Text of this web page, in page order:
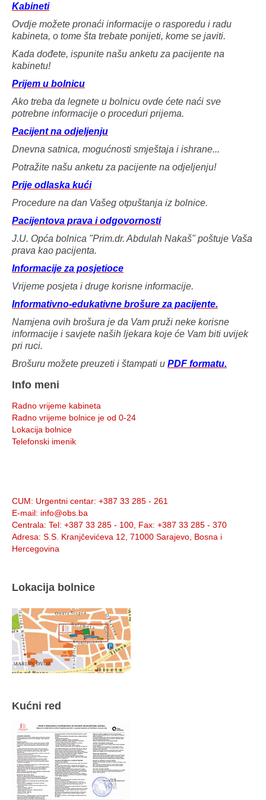
Kabineti
Ovdje možete pronaći informacije o rasporedu i radu
kabineta, o tome šta trebate ponijeti, kome se javiti.
Kada dođete, ispunite našu anketu za pacijente na
kabinetu!
Prijem u bolnicu
Ako treba da legnete u bolnicu ovde ćete naći sve
potrebne informacije o proceduri prijema.
Pacijent na odjeljenju
Dnevna satnica, mogućnosti smještaja i ishrane...
Potražite našu anketu za pacijente na odjeljenju!
Prije odlaska kući
Procedure na dan Vašeg otpuštanja iz bolnice.
Pacijentova prava i odgovornosti
J.U. Opća bolnica "Prim.dr. Abdulah Nakaš" poštuje Vaša
prava kao pacijenta.
Informacije za posjetioce
Vrijeme posjeta i druge korisne informacije.
Informativno-edukativne brošure za pacijente.
Namjena ovih brošura je da Vam pruži neke korisne
informacije i savjete naših ljekara koje će Vam biti uvijek
pri ruci.
Brošuru možete preuzeti i štampati u PDF formatu.
Info meni
Radno vrijeme kabineta
Radno vrijeme bolnice je od 0-24
Lokacija bolnice
Telefonski imenik
CUM: Urgentni centar: +387 33 285 - 261
E-mail: info@obs.ba
Centrala: Tel: +387 33 285 - 100, Fax: +387 33 285 - 370
Adresa: S.S. Kranjčevićeva 12, 71000 Sarajevo, Bosna i
Hercegovina
Lokacija bolnice
Kućni red